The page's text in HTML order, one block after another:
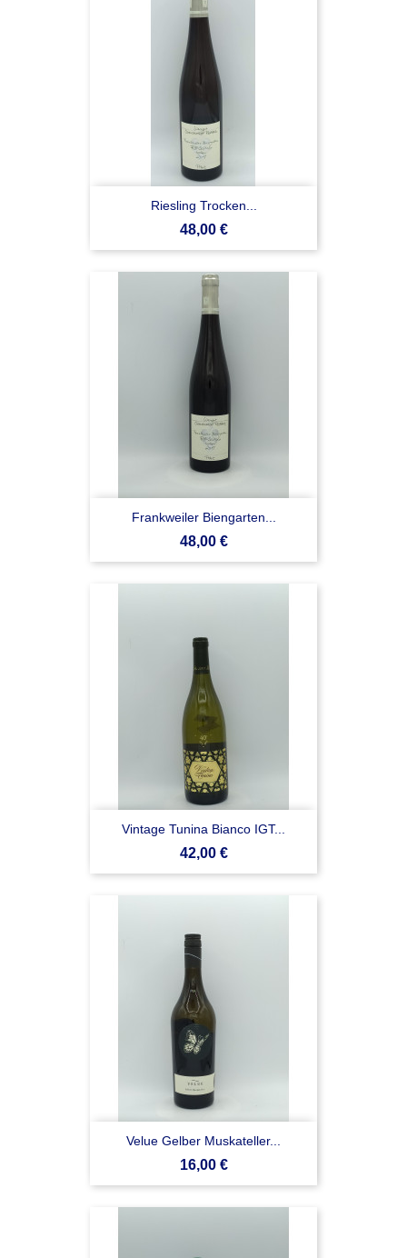
Riesling Trocken...
Prezzo
48,00 €
Frankweiler Biengarten...
Prezzo
48,00 €
Vintage Tunina Bianco IGT...
Prezzo
42,00 €
Velue Gelber Muskateller...
Prezzo
16,00 €